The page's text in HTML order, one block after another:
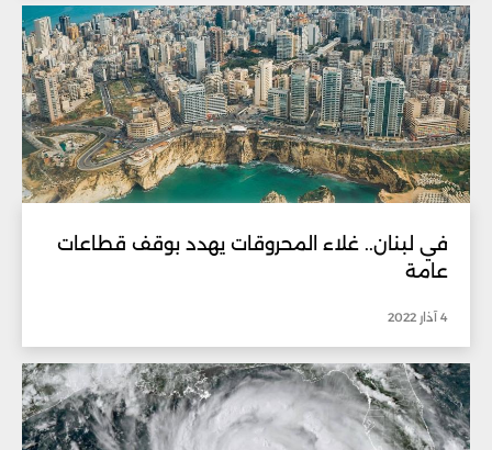
في لبنان.. غلاء المحروقات يهدد بوقف قطاعات
عامة
4 آذار 2022